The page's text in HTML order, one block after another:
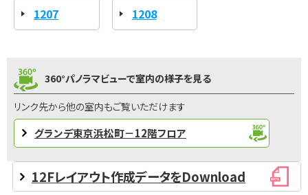
1207 1208
360°パノラマビューで室内の様子を見る
リンク先から他の室内もご覧いただけます
グランデ東京浜松町－12階フロア
12Fレイアウト作成データをDownload